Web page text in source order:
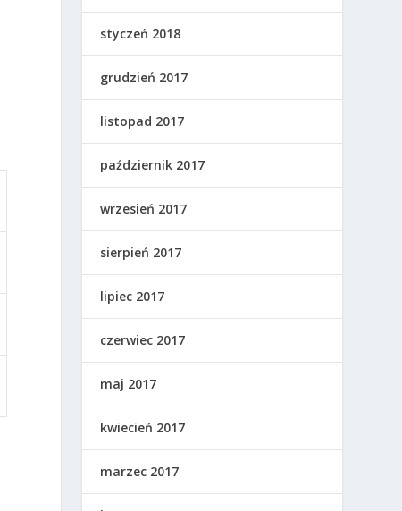
styczeń 2018
grudzień 2017
listopad 2017
październik 2017
wrzesień 2017
sierpień 2017
lipiec 2017
czerwiec 2017
maj 2017
kwiecień 2017
marzec 2017